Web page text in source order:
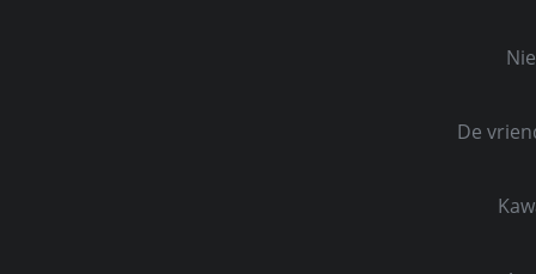
De